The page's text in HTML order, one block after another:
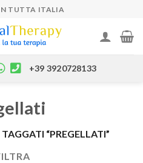
TUTTA ITALIA
+39 3920728133
“PREGELLATI”